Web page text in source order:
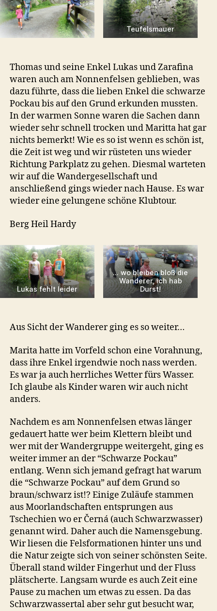
Teufelsmauer
Thomas und seine Enkel Lukas und Zarafina
waren auch am Nonnenfelsen geblieben, was
dazu führte, dass die lieben Enkel die schwarze
Pockau bis auf den Grund erkunden mussten.
In der warmen Sonne waren die Sachen dann
wieder sehr schnell trocken und Maritta hat gar
nichts bemerkt! Wie es so ist wenn es schön ist,
die Zeit ist weg und wir rüsteten uns wieder
Richtung Parkplatz zu gehen. Diesmal warteten
wir auf die Wandergesellschaft und
anschließend gings wieder nach Hause. Es war
wieder eine gelungene schöne Klubtour.
Berg Heil Hardy
Lukas fehlt leider
… wo bleiben bloß die
Wanderer, ich hab
Durst!
Aus Sicht der Wanderer ging es so weiter…
Marita hatte im Vorfeld schon eine Vorahnung,
dass ihre Enkel irgendwie noch nass werden.
Es war ja auch herrliches Wetter fürs Wasser.
Ich glaube als Kinder waren wir auch nicht
anders.
Nachdem es am Nonnenfelsen etwas länger
gedauert hatte wer beim Klettern bleibt und
wer mit der Wandergruppe weitergeht, ging es
weiter immer an der “Schwarze Pockau”
entlang. Wenn sich jemand gefragt hat warum
die “Schwarze Pockau” auf dem Grund so
braun/schwarz ist!? Einige Zuläufe stammen
aus Moorlandschaften entsprungen aus
Tschechien wo er Černá (auch Schwarzwasser)
genannt wird. Daher auch die Namensgebung.
Wir liesen die Felsformationen hinter uns und
die Natur zeigte sich von seiner schönsten Seite.
Überall stand wilder Fingerhut und der Fluss
plätscherte. Langsam wurde es auch Zeit eine
Pause zu machen um etwas zu essen. Da das
Schwarzwassertal aber sehr gut besucht war,